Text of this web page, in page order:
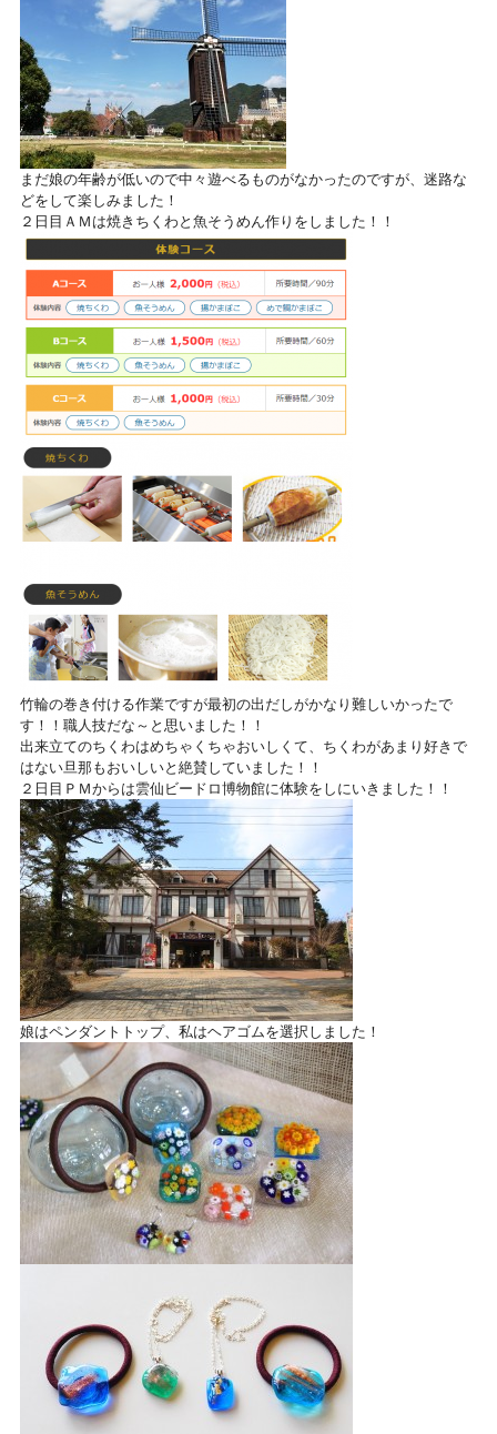
まだ娘の年齢が低いので中々遊べるものがなかったのですが、迷路な
どをして楽しみました！
２日目ＡＭは焼きちくわと魚そうめん作りをしました！！
竹輪の巻き付ける作業ですが最初の出だしがかなり難しいかったで
す！！職人技だな～と思いました！！
出来立てのちくわはめちゃくちゃおいしくて、ちくわがあまり好きで
はない旦那もおいしいと絶賛していました！！
２日目ＰＭからは雲仙ビードロ博物館に体験をしにいきました！！
娘はペンダントトップ、私はヘアゴムを選択しました！